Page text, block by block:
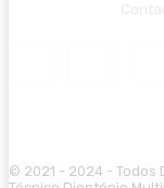
© 2021 - 2024 - Todos